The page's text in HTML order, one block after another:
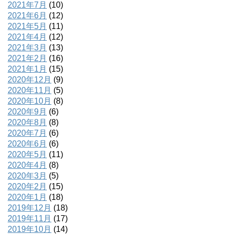
2021年7月 (10)
2021年6月 (12)
2021年5月 (11)
2021年4月 (12)
2021年3月 (13)
2021年2月 (16)
2021年1月 (15)
2020年12月 (9)
2020年11月 (5)
2020年10月 (8)
2020年9月 (6)
2020年8月 (8)
2020年7月 (6)
2020年6月 (6)
2020年5月 (11)
2020年4月 (8)
2020年3月 (5)
2020年2月 (15)
2020年1月 (18)
2019年12月 (18)
2019年11月 (17)
2019年10月 (14)